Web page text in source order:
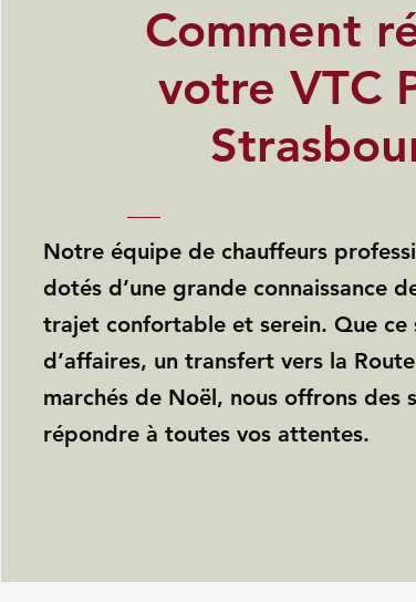
Comment
votre VTC
Notre équipe de chauffeurs
dotés d’une grande connaissance
trajet confortable et serein. Que ce
d’affaires, un transfert vers la
marchés de Noël, nous offrons des
répondre à toutes vos attentes.